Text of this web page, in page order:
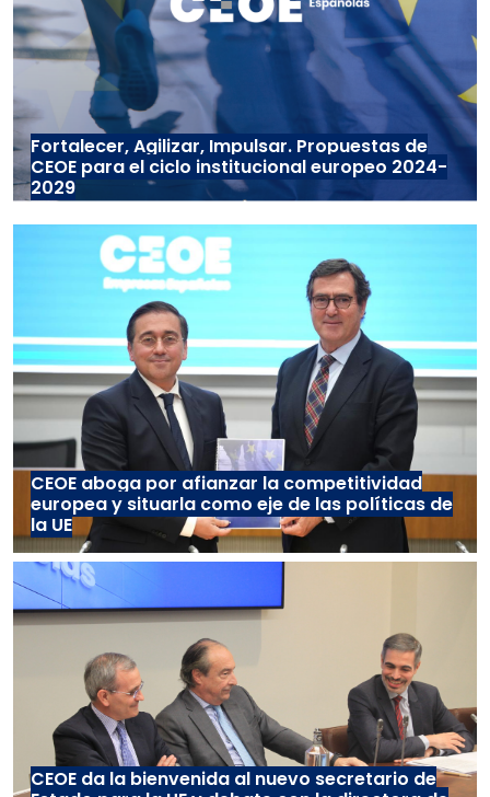
Fortalecer, Agilizar, Impulsar. Propuestas de
CEOE para el ciclo institucional europeo 2024-
2029
CEOE aboga por afianzar la competitividad
europea y situarla como eje de las políticas de
la UE
CEOE da la bienvenida al nuevo secretario de